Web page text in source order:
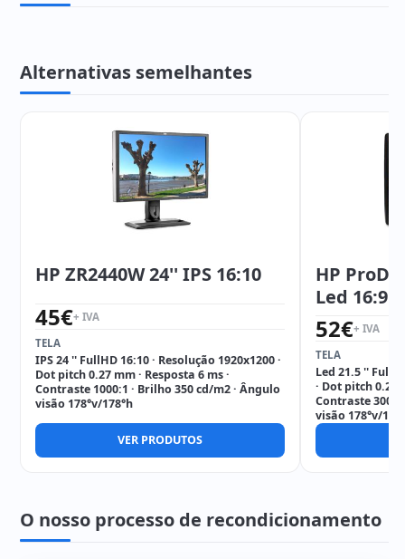
Alternativas semelhantes
HP ZR2440W 24'' IPS 16:10
45€+ IVA
TELA
IPS 24 '' FullHD 16:10 · Resolução 1920x1200 ·
Dot pitch 0.27 mm · Resposta 6 ms ·
Contraste 1000:1 · Brilho 350 cd/m2 · Ângulo
visão 178°v/178°h
VER PRODUTOS
HP
Led 16:9
52€+ IVA
TELA
Led 21.5 ''
· Dot pitch
Contraste
visão 178°v/
O nosso processo de recondicionamento